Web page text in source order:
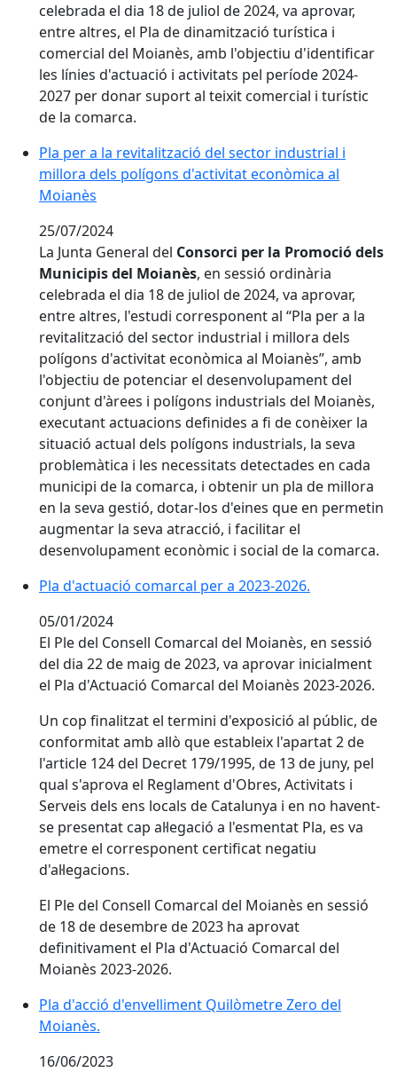
celebrada el dia 18 de juliol de 2024, va aprovar,
entre altres, el Pla de dinamització turística i
comercial del Moianès, amb l'objectiu d'identificar
les línies d'actuació i activitats pel període 2024-
2027 per donar suport al teixit comercial i turístic
de la comarca.
Pla per a la revitalització del sector industrial i
millora dels polígons d'activitat econòmica al
Moianès
25/07/2024
La Junta General del Consorci per la Promoció dels
Municipis del Moianès, en sessió ordinària
celebrada el dia 18 de juliol de 2024, va aprovar,
entre altres, l'estudi corresponent al “Pla per a la
revitalització del sector industrial i millora dels
polígons d'activitat econòmica al Moianès”, amb
l'objectiu de potenciar el desenvolupament del
conjunt d'àrees i polígons industrials del Moianès,
executant actuacions definides a fi de conèixer la
situació actual dels polígons industrials, la seva
problemàtica i les necessitats detectades en cada
municipi de la comarca, i obtenir un pla de millora
en la seva gestió, dotar-los d'eines que en permetin
augmentar la seva atracció, i facilitar el
desenvolupament econòmic i social de la comarca.
Pla d'actuació comarcal per a 2023-2026.
05/01/2024
El Ple del Consell Comarcal del Moianès, en sessió
del dia 22 de maig de 2023, va aprovar inicialment
el Pla d'Actuació Comarcal del Moianès 2023-2026.
Un cop finalitzat el termini d'exposició al públic, de
conformitat amb allò que estableix l'apartat 2 de
l'article 124 del Decret 179/1995, de 13 de juny, pel
qual s'aprova el Reglament d'Obres, Activitats i
Serveis dels ens locals de Catalunya i en no havent-
se presentat cap al·legació a l'esmentat Pla, es va
emetre el corresponent certificat negatiu
d'al·legacions.
El Ple del Consell Comarcal del Moianès en sessió
de 18 de desembre de 2023 ha aprovat
definitivament el Pla d'Actuació Comarcal del
Moianès 2023-2026.
Pla d'acció d'envelliment Quilòmetre Zero del
Moianès.
16/06/2023